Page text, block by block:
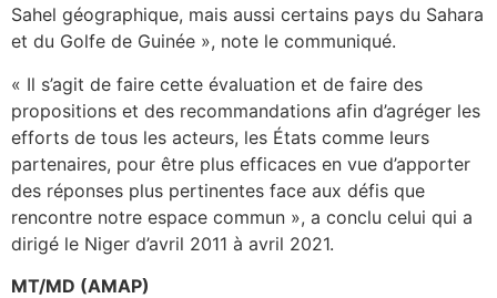
Sahel géographique, mais aussi certains pays du Sahara
et du Golfe de Guinée », note le communiqué.
« Il s’agit de faire cette évaluation et de faire des
propositions et des recommandations afin d’agréger les
efforts de tous les acteurs, les États comme leurs
partenaires, pour être plus efficaces en vue d’apporter
des réponses plus pertinentes face aux défis que
rencontre notre espace commun », a conclu celui qui a
dirigé le Niger d’avril 2011 à avril 2021.
MT/MD (AMAP)